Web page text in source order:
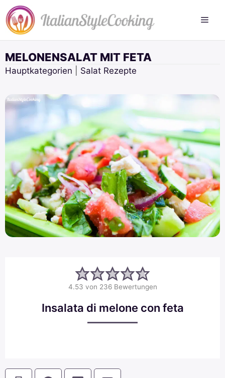
Zum
Inhalt
springen
MELONENSALAT MIT FETA
Hauptkategorien Salat Rezepte
4.53 von 236Bewertungen
Insalata di melone con feta